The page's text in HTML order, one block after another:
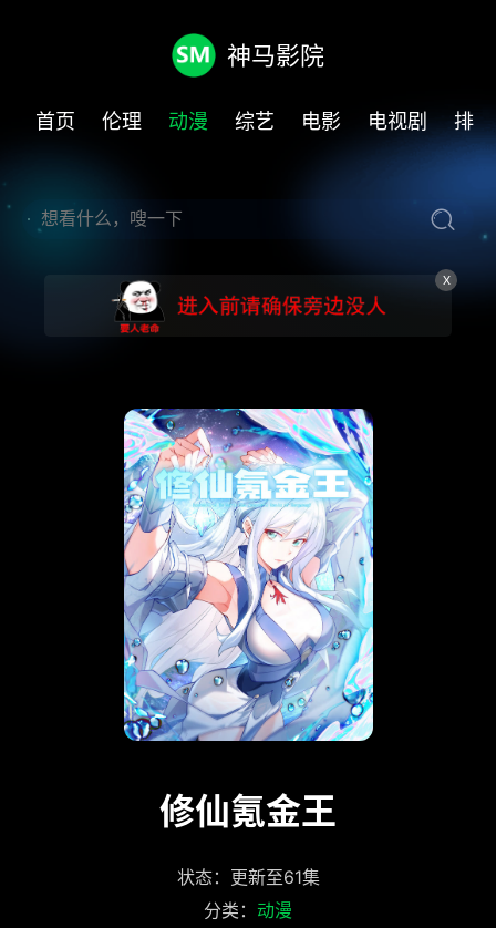
神马影院
首页 伦理 动漫 综艺 电影 电视剧 排
X
修仙氪金王
状态：更新至61集
分类： 动漫